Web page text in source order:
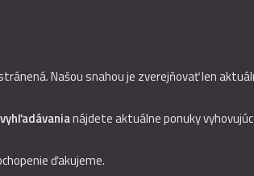
Našou snahou je zverejňovať len
nájdete aktuálne ponuky
ďakujeme.